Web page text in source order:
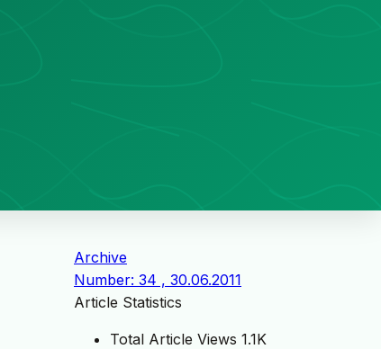
Archive
Number: 34 , 30.06.2011
Article Statistics
Total Article Views 1.1K